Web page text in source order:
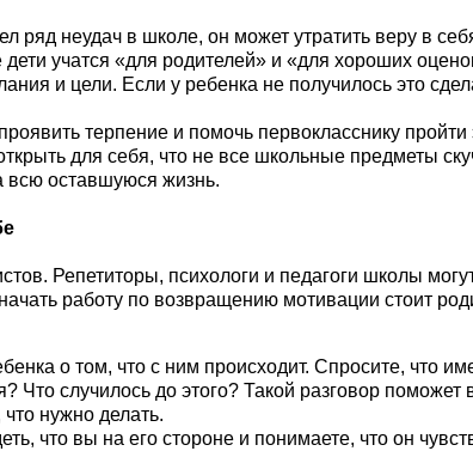
ряд неудач в школе, он может утратить веру в
учатся «для родителей» и «для хороших
и цели. Если у ребенка не получилось это
терпение и помочь первокласснику
для себя, что не все школьные предметы
всю оставшуюся жизнь.
Репетиторы, психологи и педагоги школы
работу по возвращению мотивации стоит
о том, что с ним происходит. Спросите, что
Что случилось до этого? Такой разговор
нужно делать.
что вы на его стороне и понимаете, что он